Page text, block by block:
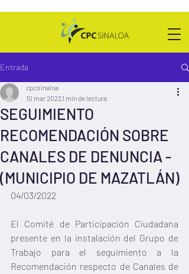
Entrada
SEGUIMIENTO
RECOMENDACIÓN SOBRE
CANALES DE DENUNCIA -
(MUNICIPIO DE MAZATLÁN)
cpcsinaloa
10 mar 20221 min de lectura
04/03/2022
El Comité de Participación Ciudadana
presente en la instalación del Grupo de
Trabajo para el seguimiento a la
Recomendación respecto de Canales de